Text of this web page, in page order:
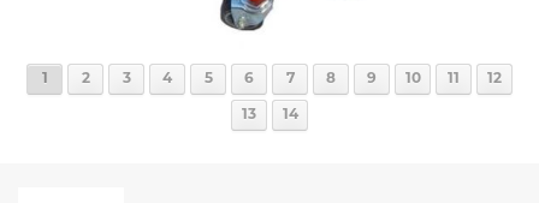
1 2 3 4 5 6 7 8 9 10 11 12
13 14